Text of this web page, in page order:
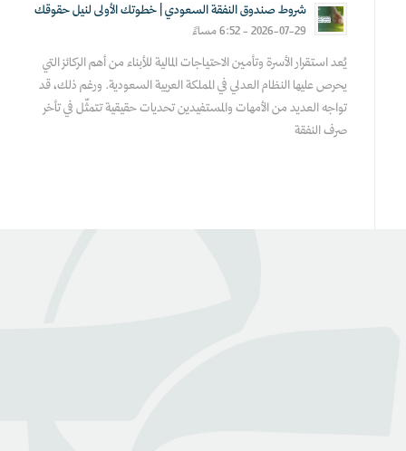
شروط صندوق النفقة السعودي | خطوتك الأولى لنيل حقوقك
2026-07-29 - 6:52 مساءً
يُعد استقرار الأسرة وتأمين الاحتياجات المالية للأبناء من أهم الركائز التي
يحرص عليها النظام العدلي في المملكة العربية السعودية. ورغم ذلك، قد
تواجه العديد من الأمهات والمستفيدين تحديات حقيقية تتمثّل في تأخر
صرف النفقة